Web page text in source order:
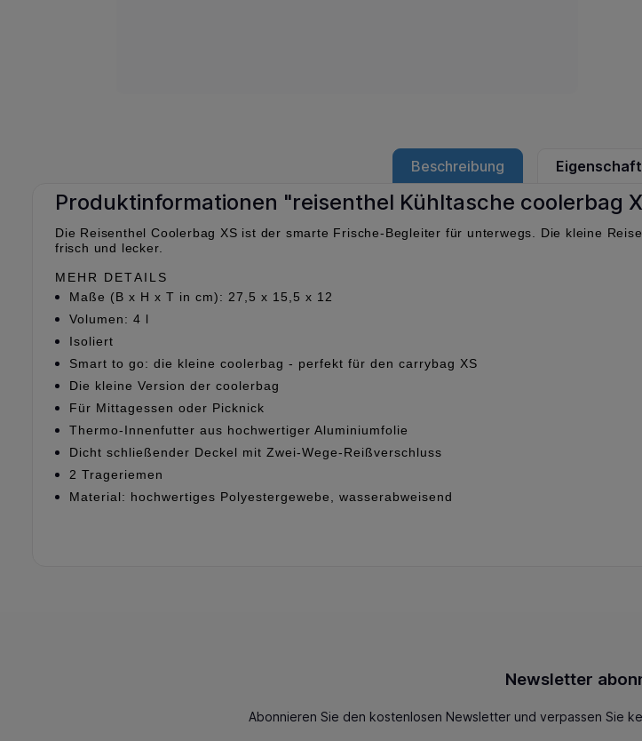
Beschreibung
Produktinformationen "reisenthel Kühltasche coolerbag
Die Reisenthel Coolerbag XS ist der smarte Frische-Begleiter für unterwegs. Die kleine
frisch und lecker.
MEHR DETAILS
Maße (B x H x T in cm): 27,5 x 15,5 x 12
Volumen: 4 l
Isoliert
Smart to go: die kleine coolerbag - perfekt für den carrybag XS
Die kleine Version der coolerbag
Für Mittagessen oder Picknick
Thermo-Innenfutter aus hochwertiger Aluminiumfolie
Dicht schließender Deckel mit Zwei-Wege-Reißverschluss
2 Trageriemen
Material: hochwertiges Polyestergewebe, wasserabweisend
Newsletter
Abonnieren Sie den kostenlosen Newsletter und verpassen Sie